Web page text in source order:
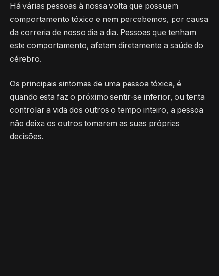
Há várias pessoas à nossa volta que possuem
comportamento tóxico e nem percebemos, por causa
da correria de nosso dia a dia. Pessoas que tenham
este comportamento, afetam diretamente a saúde do
cérebro.
Os principais sintomas de uma pessoa tóxica, é
quando esta faz o próximo sentir-se inferior, ou tenta
controlar a vida dos outros o tempo inteiro, a pessoa
não deixa os outros tomarem as suas próprias
decisões.